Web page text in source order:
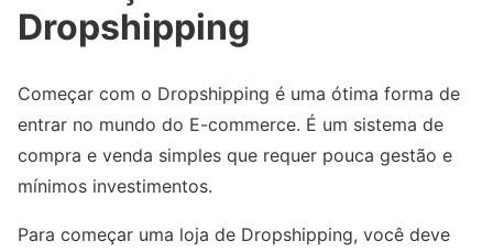
Dropshipping
Começar com o Dropshipping é uma ótima forma de
entrar no mundo do E-commerce. É um sistema de
compra e venda simples que requer pouca gestão e
mínimos investimentos.
Para começar uma loja de Dropshipping, você deve